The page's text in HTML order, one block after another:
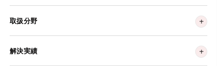
取扱分野
解決実績